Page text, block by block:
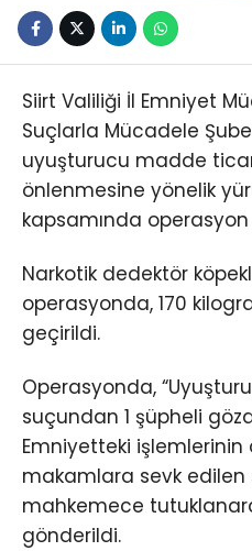
Siirt Valiliği İl Emniyet
Suçlarla Mücadele
uyuşturucu madde
önlenmesine yönelik
kapsamında
Narkotik dedektör
operasyonda, 170
geçirildi.
Operasyonda,
suçundan 1 şüpheli
Emniyetteki işlemlerinin
makamlara sevk edilen
mahkemece
gönderildi.